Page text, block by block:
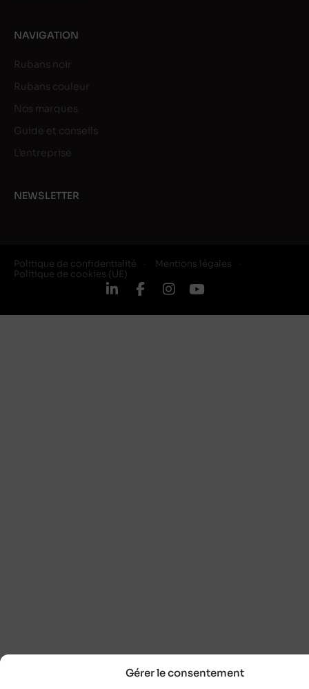
Gérer le consentement
NAVIGATION
Rubans noir
Rubans couleur
Nos marques
Guide et conseils
L’entreprise
NEWSLETTER
Politique de confidentialité
Mentions légales
Politique de cookies (UE)